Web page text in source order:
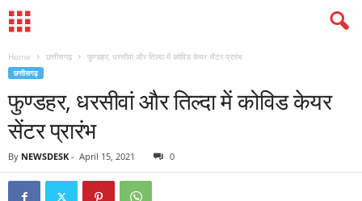
Home छत्तीसगढ़ फुण्डहर, धरसीवां और तिल्दा में कोविड केयर सेंटर प्रारंभ
छत्तीसगढ़
फुण्डहर, धरसीवां और तिल्दा में कोविड केयर
सेंटर प्रारंभ
By NEWSDESK - April 15, 2021 0